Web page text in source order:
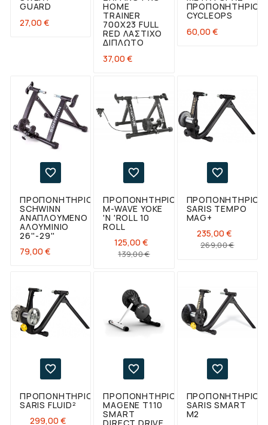
GUARD
27,00 €
HOME
TRAINER
700X23 FULL
RED ΛΆΣΤΙΧΟ
ΔΙΠΛΩΤΌ
37,00 €
ΠΡΟΠΟΝΗΤΗΡΊΟΥ
CYCLEOPS
60,00 €

ΠΡΟΠΟΝΗΤΉΡΙΟ
SCHWINN
ΑΝΑΠΛΟΎΜΕΝΟ
ΑΛΟΥΜΊΝΙΟ
26''-29''
79,00 €

ΠΡΟΠΟΝΗΤΉΡΙΟ
M-WAVE YOKE
'N 'ROLL 10
ROLL
125,00 €
139,00 €Κανονική
Τιμή

ΠΡΟΠΟΝΗΤΉΡΙΟ
SARIS TEMPO
MAG+
235,00 €
269,00 €Τιμή

ΠΡΟΠΟΝΗΤΉΡΙΟ
SARIS FLUID²
299,00 €

ΠΡΟΠΟΝΗΤΉΡΙΟ
MAGENE T110
SMART
DIRECT DRIVE

ΠΡΟΠΟΝΗΤΉΡΙΟ
SARIS SMART
M2